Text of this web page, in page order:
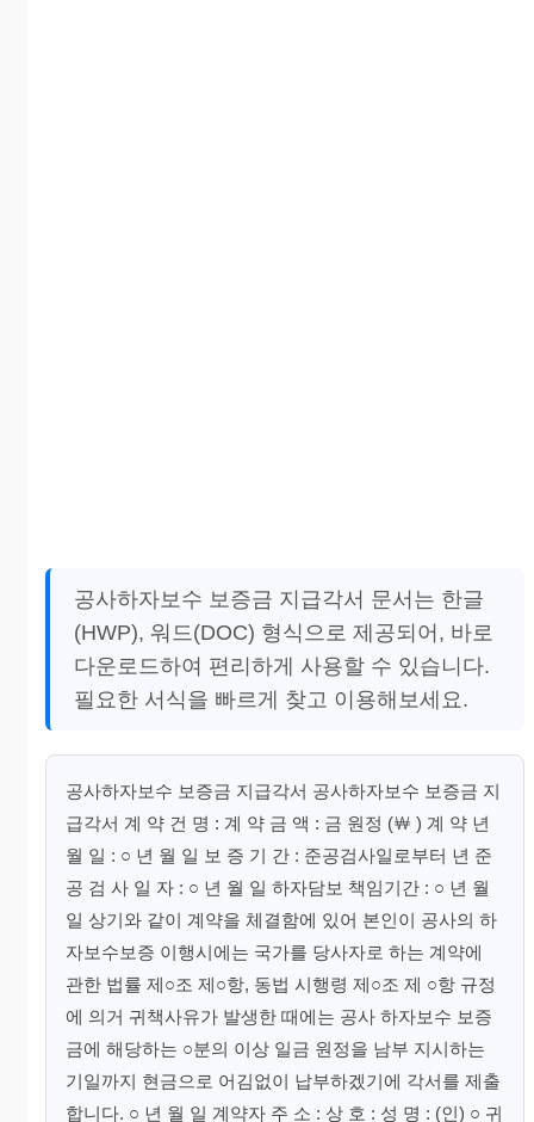
공사하자보수 보증금 지급각서 문서는 한글
(HWP), 워드(DOC) 형식으로 제공되어, 바로
다운로드하여 편리하게 사용할 수 있습니다.
필요한 서식을 빠르게 찾고 이용해보세요.
공사하자보수 보증금 지급각서 공사하자보수 보증금 지
급각서 계 약 건 명 : 계 약 금 액 : 금 원정 (￦ ) 계 약 년
월 일 : ○ 년 월 일 보 증 기 간 : 준공검사일로부터 년 준
공 검 사 일 자 : ○ 년 월 일 하자담보 책임기간 : ○ 년 월
일 상기와 같이 계약을 체결함에 있어 본인이 공사의 하
자보수보증 이행시에는 국가를 당사자로 하는 계약에
관한 법률 제○조 제○항, 동법 시행령 제○조 제 ○항 규정
에 의거 귀책사유가 발생한 때에는 공사 하자보수 보증
금에 해당하는 ○분의 이상 일금 원정을 남부 지시하는
기일까지 현금으로 어김없이 납부하겠기에 각서를 제출
합니다. ○ 년 월 일 계약자 주 소 : 상 호 : 성 명 : (인) ○ 귀